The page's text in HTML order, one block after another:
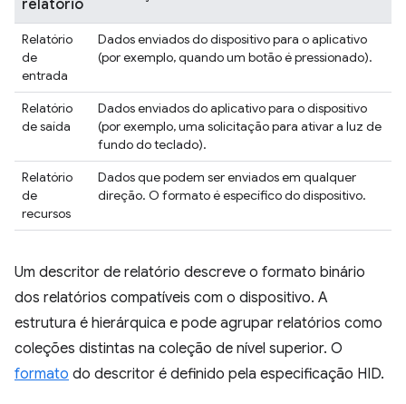
relatório
Relatório
de
entrada
Dados enviados do dispositivo para o aplicativo
(por exemplo, quando um botão é pressionado).
Relatório
de saída
Dados enviados do aplicativo para o dispositivo
(por exemplo, uma solicitação para ativar a luz de
fundo do teclado).
Relatório
de
recursos
Dados que podem ser enviados em qualquer
direção. O formato é específico do dispositivo.
Um descritor de relatório descreve o formato binário
dos relatórios compatíveis com o dispositivo. A
estrutura é hierárquica e pode agrupar relatórios como
coleções distintas na coleção de nível superior. O
formato do descritor é definido pela especificação HID.